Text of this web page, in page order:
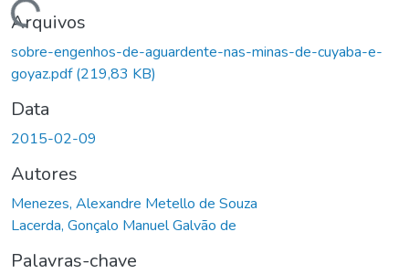
Carregando...
Arquivos
sobre-engenhos-de-aguardente-nas-minas-de-cuyaba-e-
goyaz.pdf(219,83 KB)
Data
2015-02-09
Autores
Menezes, Alexandre Metello de Souza
Lacerda, Gonçalo Manuel Galvão de
Palavras-chave